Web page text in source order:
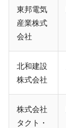
東邦電気
産業株式
会社
北和建設
株式会社
株式会社
タクト・